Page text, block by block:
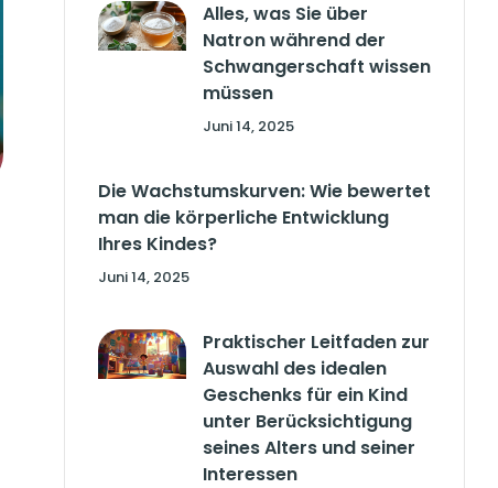
Alles, was Sie über
Natron während der
Schwangerschaft wissen
müssen
Juni 14, 2025
Die Wachstumskurven: Wie bewertet
man die körperliche Entwicklung
Ihres Kindes?
Juni 14, 2025
Praktischer Leitfaden zur
Auswahl des idealen
Geschenks für ein Kind
unter Berücksichtigung
seines Alters und seiner
Interessen